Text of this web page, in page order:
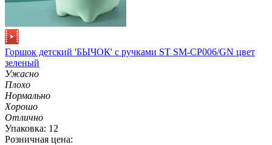
Горшок детский 'БЫЧОК' с ручками ST SM-CP006/GN цвет
зеленый
Ужасно
Плохо
Нормально
Хорошо
Отлично
Упаковка: 12
Розничная цена: